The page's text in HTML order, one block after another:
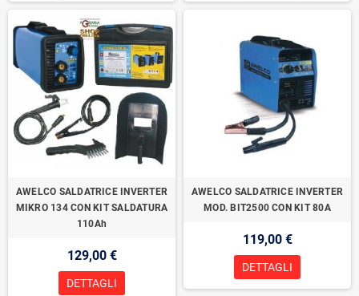
AWELCO SALDATRICE INVERTER
MIKRO 134 CON KIT SALDATURA
110Ah
129,00 €
DETTAGLI
AWELCO SALDATRICE INVERTER
MOD. BIT2500 CON KIT 80A
119,00 €
DETTAGLI